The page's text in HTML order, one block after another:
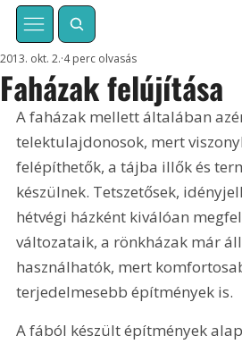
Faházak felújítása
2013. okt. 2. 4 perc olvasás
A faházak mellett általában
telektulajdonosok, mert
felépíthetők, a tájba illők és
készülnek. Tetszetősek,
hétvégi házként kiválóan
változataik, a rönkházak már
használhatók, mert
terjedelmesebb építmények is.
A fából készült építmények